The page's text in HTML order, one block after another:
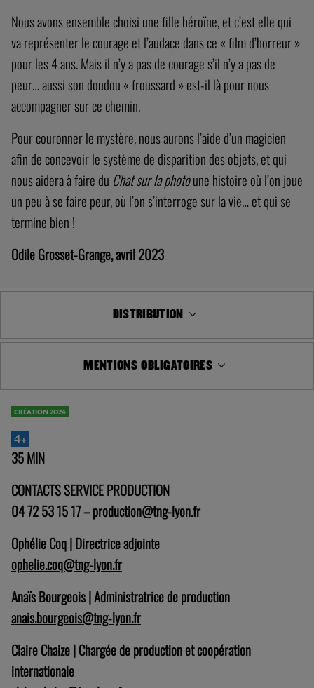
Nous avons ensemble choisi une fille héroïne, et c’est elle qui
va représenter le courage et l’audace dans ce « film d’horreur »
pour les 4 ans. Mais il n’y a pas de courage s’il n’y a pas de
peur… aussi son doudou « froussard » est-il là pour nous
accompagner sur ce chemin.
Pour couronner le mystère, nous aurons l’aide d’un magicien
afin de concevoir le système de disparition des objets, et qui
nous aidera à faire du Chat sur la photoune histoire où l’on joue
un peu à se faire peur, où l’on s’interroge sur la vie… et qui se
termine bien !
Odile Grosset-Grange, avril 2023
DISTRIBUTION
MENTIONS OBLIGATOIRES
CRÉATION 2024
4+
35 MIN
CONTACTS SERVICE PRODUCTION
04 72 53 15 17 –production@tng-lyon.fr
Ophélie Coq | Directrice adjointe
ophelie.coq@tng-lyon.fr
Anaïs Bourgeois | Administratrice de production
anais.bourgeois@tng-lyon.fr
Claire Chaize | Chargée de production et coopération
internationale